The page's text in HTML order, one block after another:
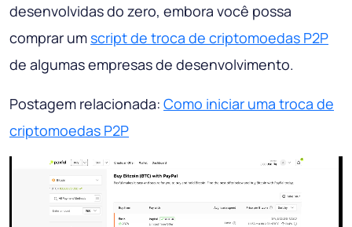
desenvolvidas do zero, embora você possa
comprar umscript de troca de criptomoedas P2P
de algumas empresas de desenvolvimento.
Postagem relacionada: Como iniciar uma troca de
criptomoedas P2P